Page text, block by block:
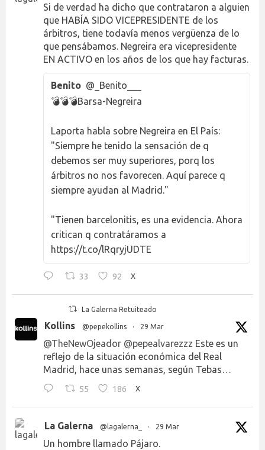
Si de verdad ha dicho que contrataron a alguien
que HABÍA SIDO VICEPRESIDENTE de los
árbitros, tiene todavía menos vergüenza de lo
que pensábamos. Negreira era vicepresidente
EN ACTIVO en los años de los que hay facturas.
Benito @_Benito___
💣💣💣Barsa-Negreira
Laporta habla sobre Negreira en El País:
"Siempre he tenido la sensación de q
debemos ser muy superiores, porq los
árbitros no nos favorecen. Aquí parece q
siempre ayudan al Madrid."
"Tienen barcelonitis, es una evidencia. Ahora
critican q contratáramos a
https://t.co/lRqryjUDTE
33 92 X
La Galerna Retuiteado
Kollins @pepekollins · 29 Mar
@TheNewOjeador @pepealvarezzz Este es un
reflejo de la situación económica del Real
Madrid, hace unas semanas, según Tebas…
55 186 X
La Galerna @lagalerna_ · 29 Mar
Un hombre llamado Pájaro.